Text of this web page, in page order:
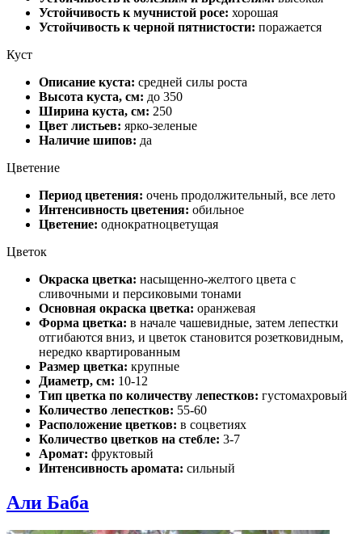
Устойчивость к мучнистой росе: хорошая
Устойчивость к черной пятнистости: поражается
Куст
Описание куста: средней силы роста
Высота куста, см: до 350
Ширина куста, см: 250
Цвет листьев: ярко-зеленые
Наличие шипов: да
Цветение
Период цветения: очень продолжительный, все лето
Интенсивность цветения: обильное
Цветение: однократноцветущая
Цветок
Окраска цветка: насыщенно-желтого цвета с
сливочными и персиковыми тонами
Основная окраска цветка: оранжевая
Форма цветка: в начале чашевидные, затем лепестки
отгибаются вниз, и цветок становится розетковидным,
нередко квартированным
Размер цветка: крупные
Диаметр, см: 10-12
Тип цветка по количеству лепестков: густомахровый
Количество лепестков: 55-60
Расположение цветков: в соцветиях
Количество цветков на стебле: 3-7
Аромат: фруктовый
Интенсивность аромата: сильный
Али Баба